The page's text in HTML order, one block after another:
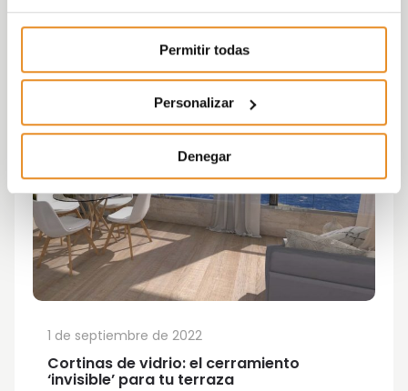
Permitir todas
Personalizar
Denegar
Cortinas de vidrio: el cerramiento
‘invisible’ para tu terraza
1 de septiembre de 2022